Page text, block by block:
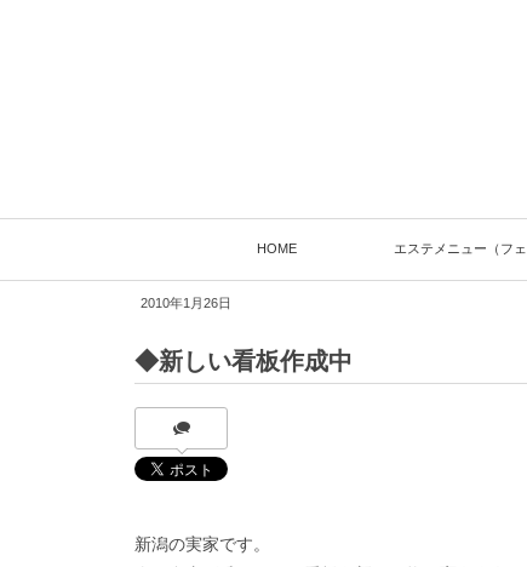
HOME エステメニュー（フ
2010年1月26日
◆新しい看板作成中
新潟の実家です。